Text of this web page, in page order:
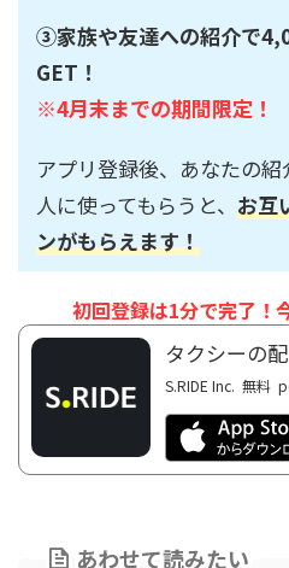
③家族や友達への紹介で
GET！
※4月末までの期間限定！
アプリ登録後、あなたの
人に使ってもらうと、 お互
ンがもらえます！
初回登録は1分で完了！
タクシーの
S.RIDE Inc. 無料
あわせて読みたい